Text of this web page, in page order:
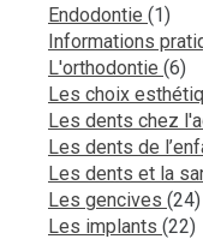
Endodontie (1)
Informations
L'orthodontie (6)
Les choix
Les dents chez
Les dents de
Les dents et la
Les gencives (24)
Les implants (22)